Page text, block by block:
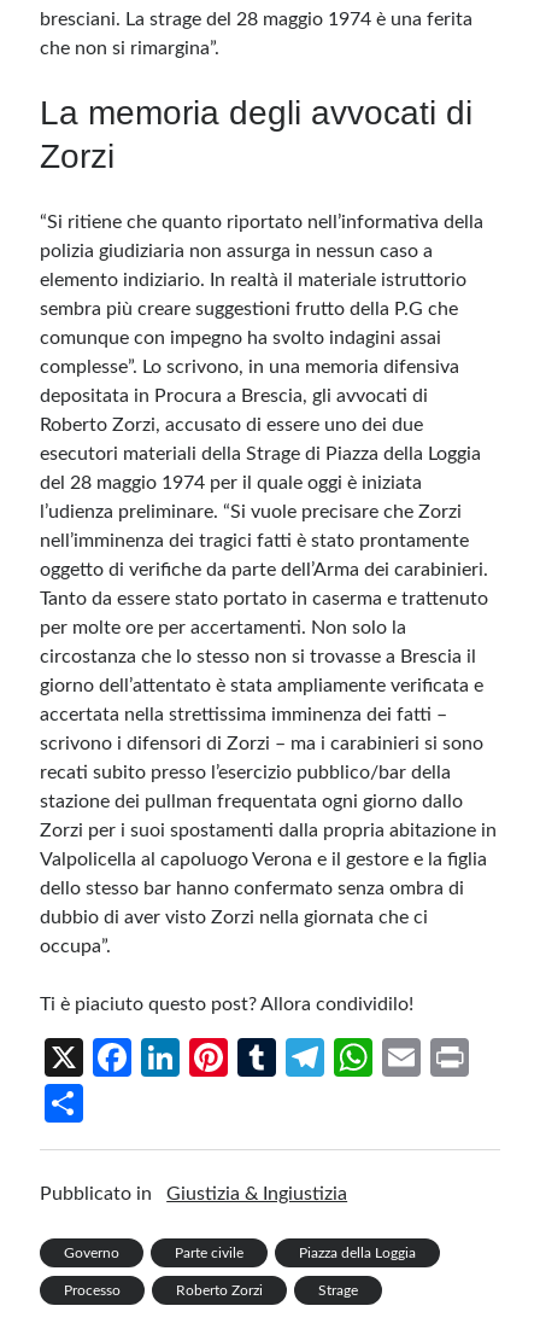
bresciani. La strage del 28 maggio 1974 è una ferita
che non si rimargina”.
La memoria degli avvocati di
Zorzi
“Si ritiene che quanto riportato nell’informativa della
polizia giudiziaria non assurga in nessun caso a
elemento indiziario. In realtà il materiale istruttorio
sembra più creare suggestioni frutto della P.G che
comunque con impegno ha svolto indagini assai
complesse”. Lo scrivono, in una memoria difensiva
depositata in Procura a Brescia, gli avvocati di
Roberto Zorzi, accusato di essere uno dei due
esecutori materiali della Strage di Piazza della Loggia
del 28 maggio 1974 per il quale oggi è iniziata
l’udienza preliminare. “Si vuole precisare che Zorzi
nell’imminenza dei tragici fatti è stato prontamente
oggetto di verifiche da parte dell’Arma dei carabinieri.
Tanto da essere stato portato in caserma e trattenuto
per molte ore per accertamenti. Non solo la
circostanza che lo stesso non si trovasse a Brescia il
giorno dell’attentato è stata ampliamente verificata e
accertata nella strettissima imminenza dei fatti –
scrivono i difensori di Zorzi – ma i carabinieri si sono
recati subito presso l’esercizio pubblico/bar della
stazione dei pullman frequentata ogni giorno dallo
Zorzi per i suoi spostamenti dalla propria abitazione in
Valpolicella al capoluogo Verona e il gestore e la figlia
dello stesso bar hanno confermato senza ombra di
dubbio di aver visto Zorzi nella giornata che ci
occupa”.
Ti è piaciuto questo post? Allora condividilo!
X
Fa
o
k
Li
n
Pi
t
T
r
Te
m
W
p
p
E
h
ar
Pubblicato in Giustizia & Ingiustizia
Governo Parte civile Piazza della Loggia
Processo Roberto Zorzi Strage